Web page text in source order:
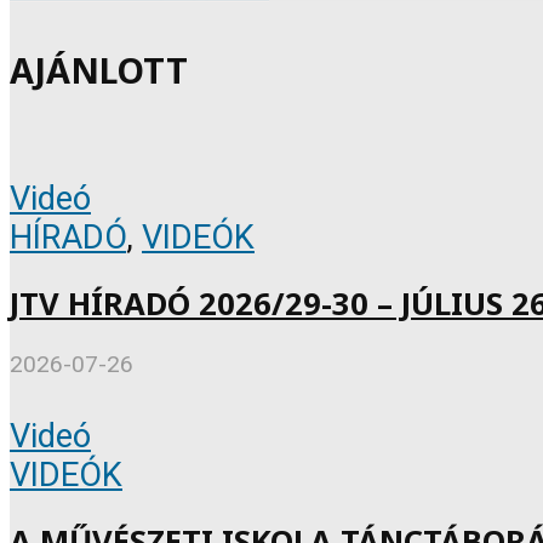
AJÁNLOTT
Videó
HÍRADÓ, VIDEÓK
JTV HÍRADÓ 2026/29-30 – JÚLIUS
2026-07-26
Videó
VIDEÓK